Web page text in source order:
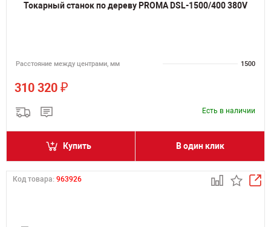
Токарный станок по дереву PROMA DSL-1500/400 380V
Расстояние между центрами, мм 1500
310 320 ₽
Есть в наличии
Купить В один клик
Код товара: 963926